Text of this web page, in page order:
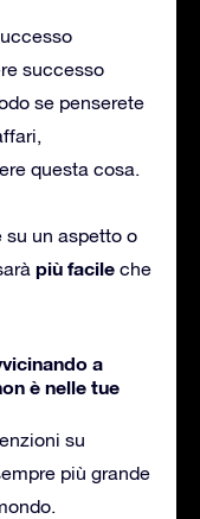
successo
se penserete
questa cosa.
su un aspetto o
più facile che
a
è nelle tue
su
più grande